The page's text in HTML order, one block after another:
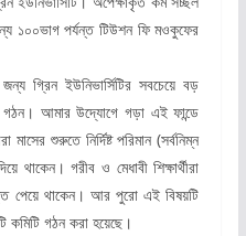
১০০ভাগ পর্যন্ত টিউশন ফি মওকুফের
জন্য গ্রিন ইউনিভার্সিটির সবচেয়ে বড়
গঠন। আমার উদ্যোগে গড়া এই ফান্ডে
মাসের শুরুতে নির্দিষ্ট পরিমান (সর্বনিম্ন
থাকেন। গরীব ও মেধাবী শিক্ষার্থীরা
পেয়ে থাকেন। আর পুরো এই বিষয়টি
কমিটি গঠন করা হয়েছে।